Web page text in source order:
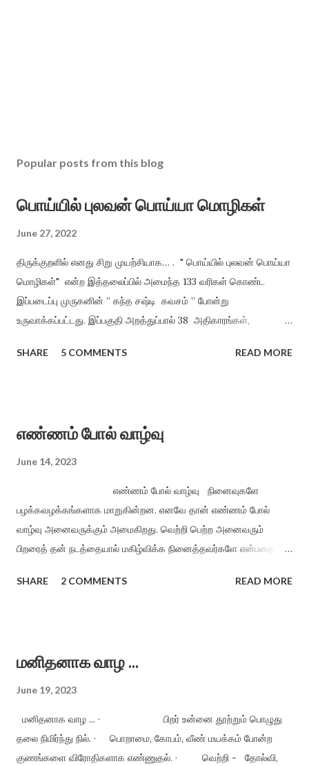
Popular posts from this blog
பொய்யில் புலவன் பொய்யா மொழிகள்
June 27, 2022
திருக்குறளில் எனது சிறு முயற்சியாக… . " பொய்யில் புலவன் பொய்யா
மொழிகள்" என்ற இத்தலைப்பில் அமைந்த 133 வரிகள் கொண்ட
இப்படைப்பு முருகனின் ” கந்த சஷ்டி கவசம் ” போன்று
உருவாக்கப்பட்டது. இப்பகுதி அறத்துப்பால் 38 அதிகாரங்கள்,
விளங்க வைத்தல் என்ற முறையில், திருக்குறளின் சாராக அமைத்து
காக்க காக்கக் குறளைக் காக்க உலக மொழிகளில் ஒப்பற்ற நூலாம்,
நோக்க நோக்க பெயா்த்து நோக்க மனிதன் கற்று மனிதம் காக்க
அறநெறி வாழ்வை இறைவழி காக்க வானம் பொய்யா வளத்தைக்
காக்க பசிப்பிணி யில்லா உலகைக் காக்க பற்றற்ற வாழ்வை பரிவுடன்
காக்க அறத்தைக் காக்க அன்பைக் காக்க (2) குறையிலா வாழ்வை
குணமுடன் காக்க இல்லற வாழ்வுடன் நல்லறம் காக்க பண்பொடு பயனும்
SHARE 5 COMMENTS READ MORE
எண்ணம் போல் வாழ்வு
June 14, 2023
எண்ணம் போல் வாழ்வு நினைவுகளே
பழக்கவழக்கங்களாக மாறுகின்றன. எனவே தான் எண்ணம் போல்
வாழ்வு அனைவருக்கும் அமைகிறது. வெற்றி பெற்ற அனைவரும்
பிறரைத் தன் நடத்தையால் மகிழ்விக்க நினைத்தவர்களே என்பதை
சேமிப்பதைவிட இதயத்தில் இனிய எண்ணங்களைச் சேமிப்பது
பற்றிக் கொண்டுள்ள தொற்று நோய். எனவே வெறுப்பிற்கு விடுதலை
தரும்வரை மகிழ்ச்சி நம்மை அணுகாது. · கடமையைச்
எது நடந்...
SHARE 2 COMMENTS READ MORE
மனிதனாக வாழ ...
June 19, 2023
மனிதனாக வாழ ... · பிறர் உன்னை தூற்றும் பொழுது
தலை நிமிர்ந்து நில். · பொறாமை, கோபம், வீண் மயக்கம் போன்ற
குணங்களை விரோதிகளாக எண்ணுதல். · வெற்றி - தோல்வி,